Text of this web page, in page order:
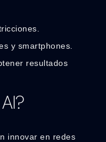
y smartphones.
resultados
innovar en redes